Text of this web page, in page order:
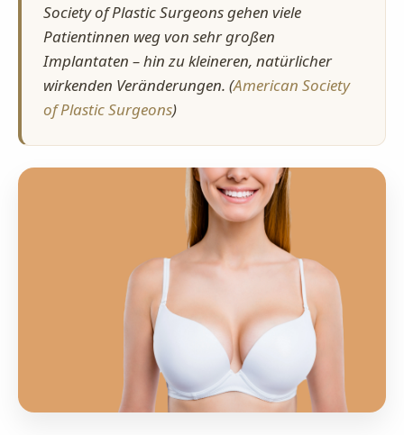
Society of Plastic Surgeons gehen viele
Patientinnen weg von sehr großen
Implantaten – hin zu kleineren, natürlicher
wirkenden Veränderungen. (American Society
of Plastic Surgeons)